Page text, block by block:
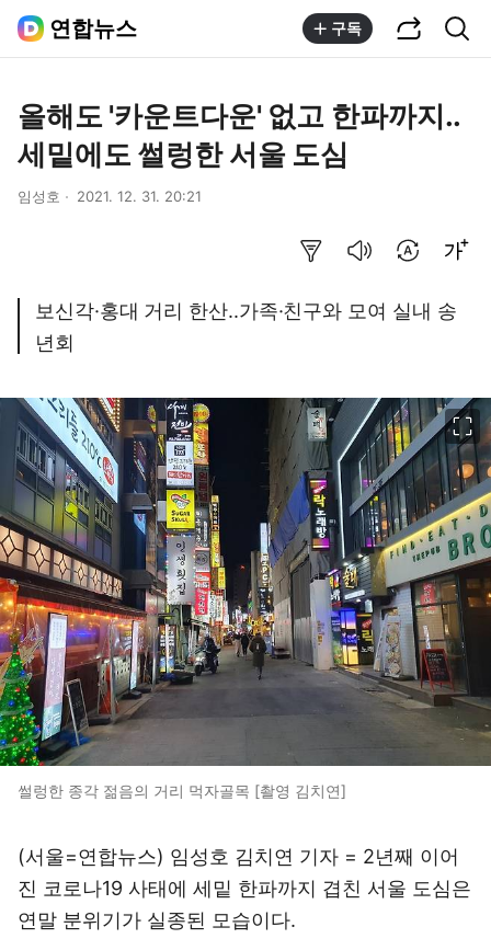
연합뉴스 구독
올해도 '카운트다운' 없고 한파까지..
세밑에도 썰렁한 서울 도심
임성호 2021. 12. 31. 20:21
보신각·홍대 거리 한산..가족·친구와 모여 실내 송
년회
썰렁한 종각 젊음의 거리 먹자골목 [촬영 김치연]
(서울=연합뉴스) 임성호 김치연 기자 = 2년째 이어
진 코로나19 사태에 세밑 한파까지 겹친 서울 도심은
연말 분위기가 실종된 모습이다.